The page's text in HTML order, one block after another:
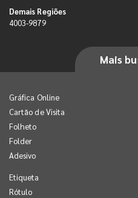
Demais Regiões
4003-9879
Mais
Gráfica Online
Cartão de Visita
Folheto
Folder
Adesivo
Etiqueta
Rótulo